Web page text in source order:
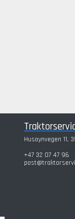
Husøynvegen 11,
+47 32 07 47 96